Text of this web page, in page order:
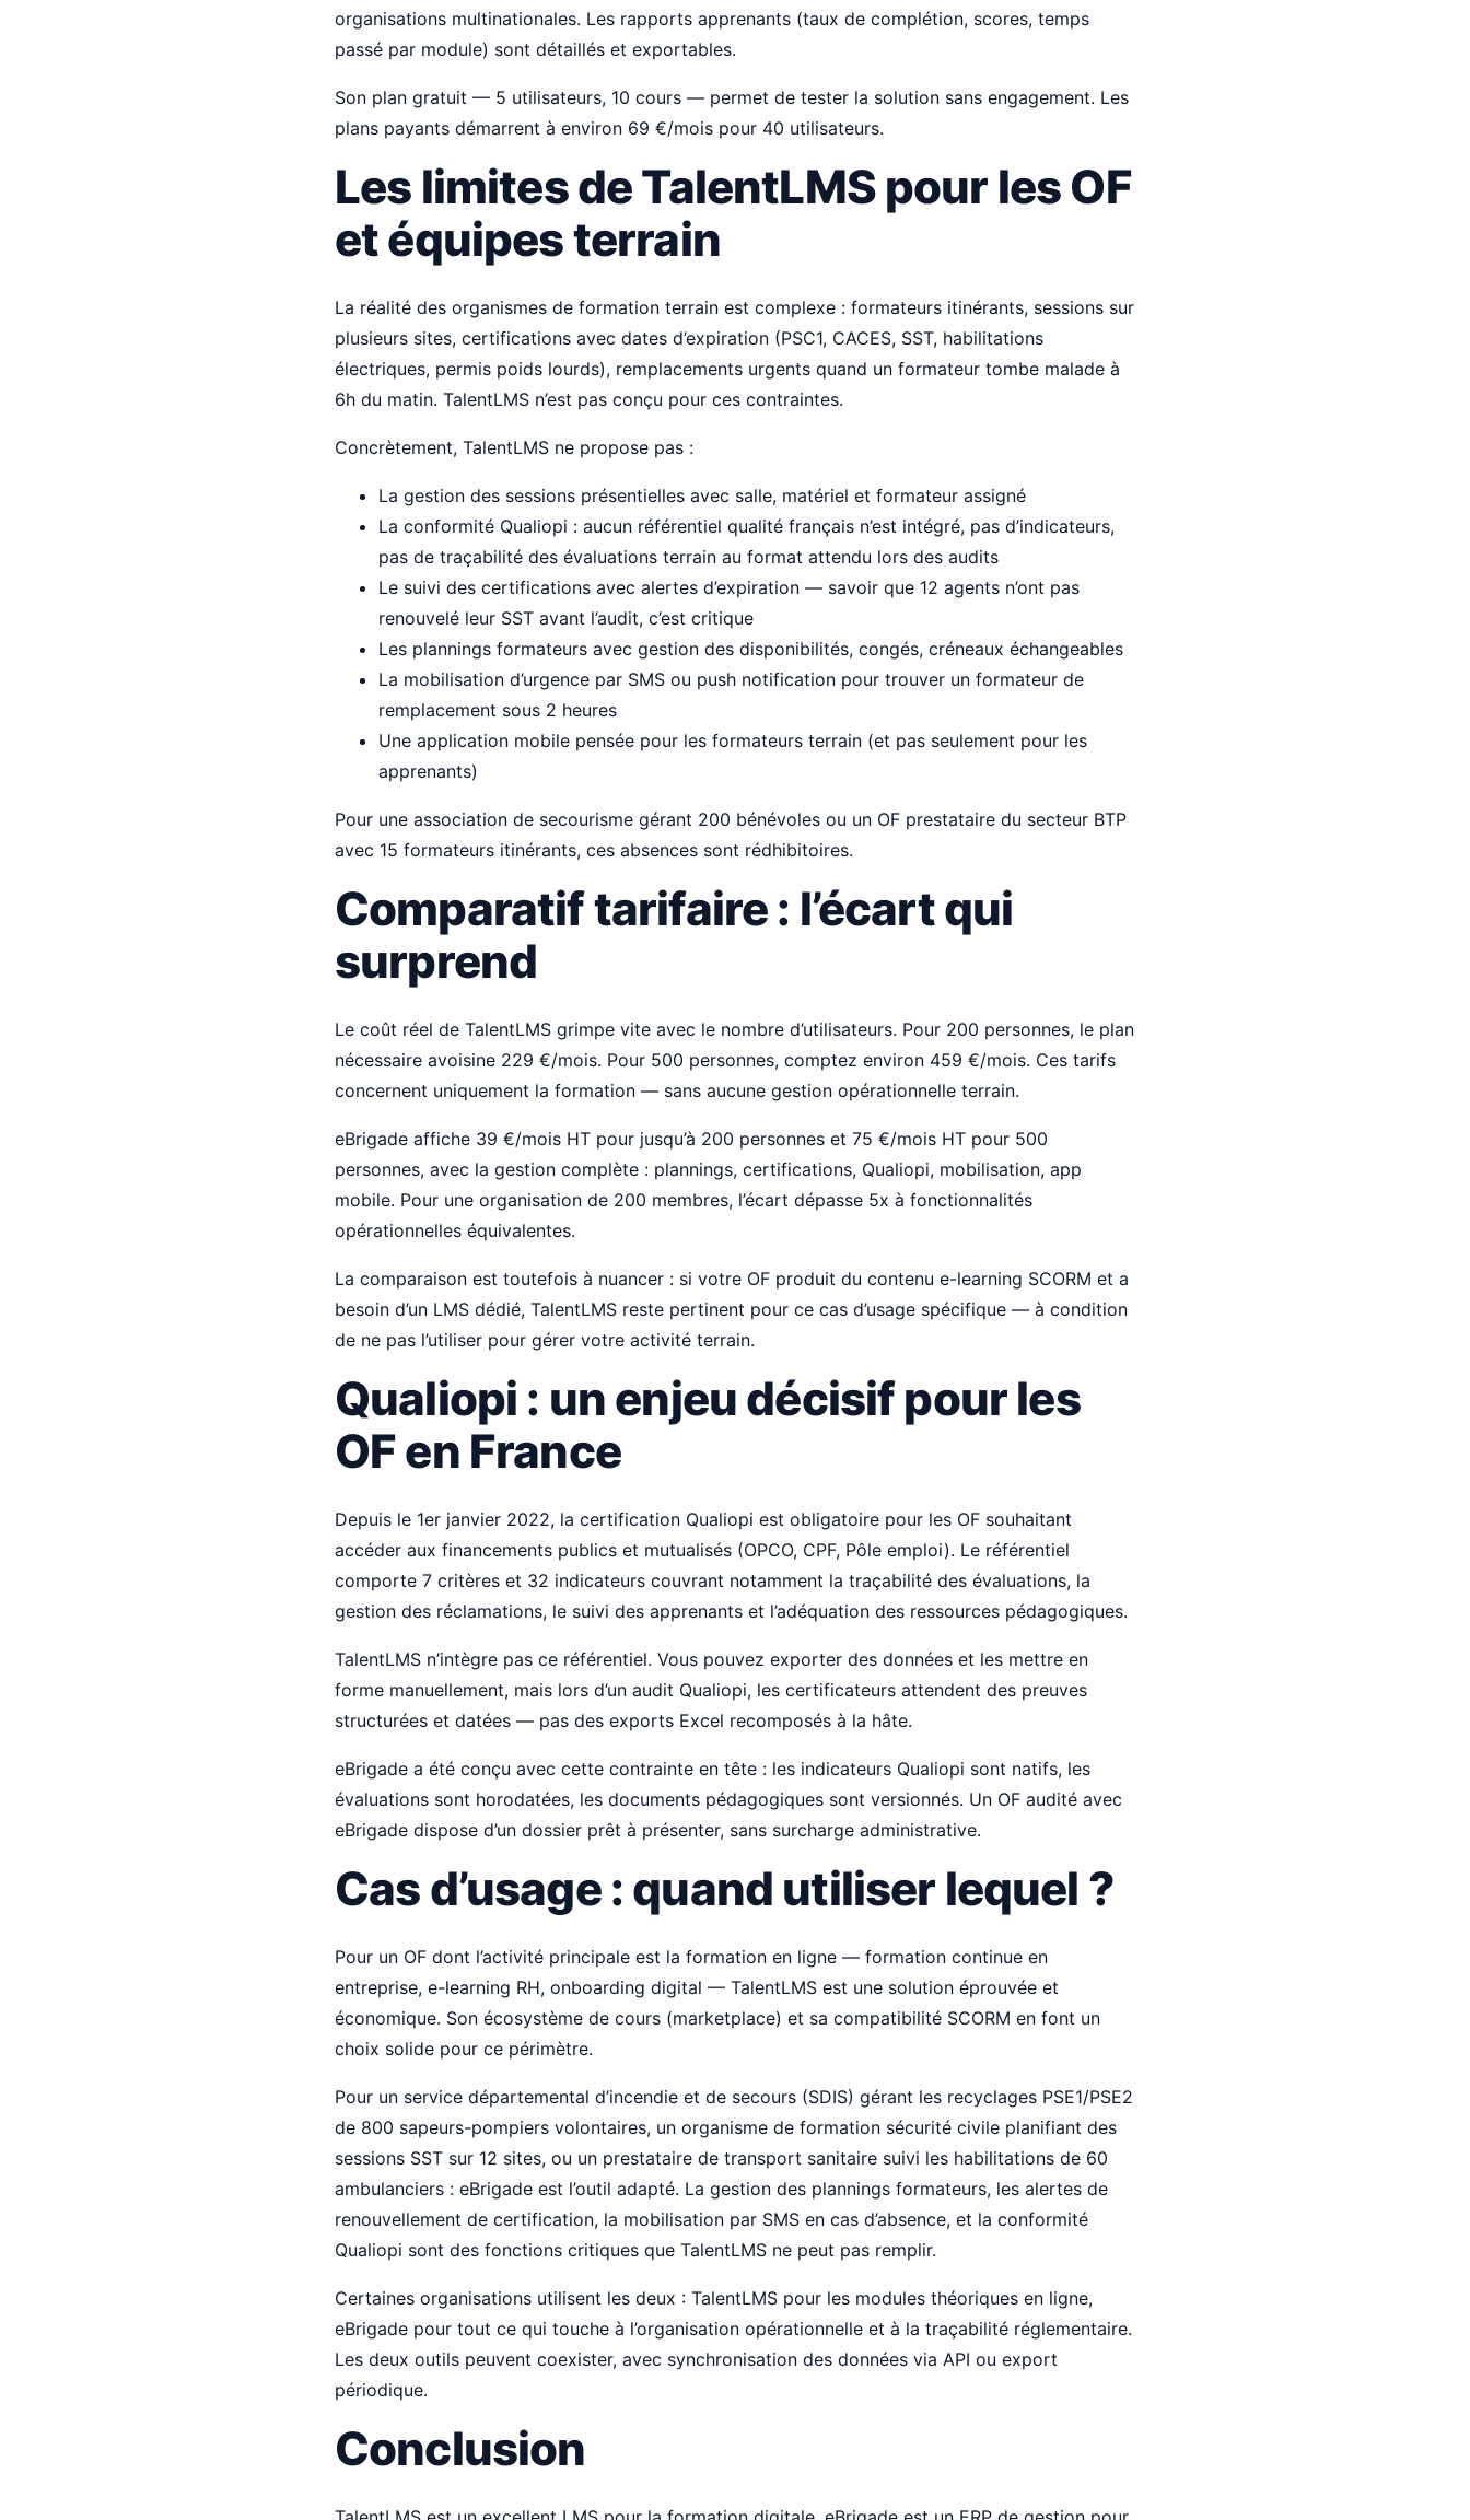
organisations multinationales. Les rapports apprenants (taux de complétion, scores, temps
passé par module) sont détaillés et exportables.
Son plan gratuit — 5 utilisateurs, 10 cours — permet de tester la solution sans engagement. Les
plans payants démarrent à environ 69 €/mois pour 40 utilisateurs.
Les limites de TalentLMS pour les OF
et équipes terrain
La réalité des organismes de formation terrain est complexe : formateurs itinérants, sessions sur
plusieurs sites, certifications avec dates d’expiration (PSC1, CACES, SST, habilitations
électriques, permis poids lourds), remplacements urgents quand un formateur tombe malade à
6h du matin. TalentLMS n’est pas conçu pour ces contraintes.
Concrètement, TalentLMS ne propose pas :
La gestion des sessions présentielles avec salle, matériel et formateur assigné
La conformité Qualiopi : aucun référentiel qualité français n’est intégré, pas d’indicateurs,
pas de traçabilité des évaluations terrain au format attendu lors des audits
Le suivi des certifications avec alertes d’expiration — savoir que 12 agents n’ont pas
renouvelé leur SST avant l’audit, c’est critique
Les plannings formateurs avec gestion des disponibilités, congés, créneaux échangeables
La mobilisation d’urgence par SMS ou push notification pour trouver un formateur de
remplacement sous 2 heures
Une application mobile pensée pour les formateurs terrain (et pas seulement pour les
apprenants)
Pour une association de secourisme gérant 200 bénévoles ou un OF prestataire du secteur BTP
avec 15 formateurs itinérants, ces absences sont rédhibitoires.
Comparatif tarifaire : l’écart qui
surprend
Le coût réel de TalentLMS grimpe vite avec le nombre d’utilisateurs. Pour 200 personnes, le plan
nécessaire avoisine 229 €/mois. Pour 500 personnes, comptez environ 459 €/mois. Ces tarifs
concernent uniquement la formation — sans aucune gestion opérationnelle terrain.
eBrigade affiche 39 €/mois HT pour jusqu’à 200 personnes et 75 €/mois HT pour 500
personnes, avec la gestion complète : plannings, certifications, Qualiopi, mobilisation, app
mobile. Pour une organisation de 200 membres, l’écart dépasse 5x à fonctionnalités
opérationnelles équivalentes.
La comparaison est toutefois à nuancer : si votre OF produit du contenu e-learning SCORM et a
besoin d’un LMS dédié, TalentLMS reste pertinent pour ce cas d’usage spécifique — à condition
de ne pas l’utiliser pour gérer votre activité terrain.
Qualiopi : un enjeu décisif pour les
OF en France
Depuis le 1er janvier 2022, la certification Qualiopi est obligatoire pour les OF souhaitant
accéder aux financements publics et mutualisés (OPCO, CPF, Pôle emploi). Le référentiel
comporte 7 critères et 32 indicateurs couvrant notamment la traçabilité des évaluations, la
gestion des réclamations, le suivi des apprenants et l’adéquation des ressources pédagogiques.
TalentLMS n’intègre pas ce référentiel. Vous pouvez exporter des données et les mettre en
forme manuellement, mais lors d’un audit Qualiopi, les certificateurs attendent des preuves
structurées et datées — pas des exports Excel recomposés à la hâte.
eBrigade a été conçu avec cette contrainte en tête : les indicateurs Qualiopi sont natifs, les
évaluations sont horodatées, les documents pédagogiques sont versionnés. Un OF audité avec
eBrigade dispose d’un dossier prêt à présenter, sans surcharge administrative.
Cas d’usage : quand utiliser lequel ?
Pour un OF dont l’activité principale est la formation en ligne — formation continue en
entreprise, e-learning RH, onboarding digital — TalentLMS est une solution éprouvée et
économique. Son écosystème de cours (marketplace) et sa compatibilité SCORM en font un
choix solide pour ce périmètre.
Pour un service départemental d’incendie et de secours (SDIS) gérant les recyclages PSE1/PSE2
de 800 sapeurs-pompiers volontaires, un organisme de formation sécurité civile planifiant des
sessions SST sur 12 sites, ou un prestataire de transport sanitaire suivi les habilitations de 60
ambulanciers : eBrigade est l’outil adapté. La gestion des plannings formateurs, les alertes de
renouvellement de certification, la mobilisation par SMS en cas d’absence, et la conformité
Qualiopi sont des fonctions critiques que TalentLMS ne peut pas remplir.
Certaines organisations utilisent les deux : TalentLMS pour les modules théoriques en ligne,
eBrigade pour tout ce qui touche à l’organisation opérationnelle et à la traçabilité réglementaire.
Les deux outils peuvent coexister, avec synchronisation des données via API ou export
périodique.
Conclusion